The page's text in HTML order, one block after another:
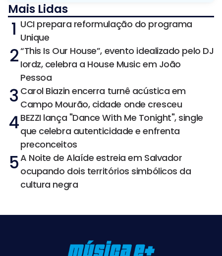
Mais Lidas
1 UCI prepara reformulação do programa
Unique
2“This Is Our House”, evento idealizado pelo DJ
Iordz, celebra a House Music em João
Pessoa
3 Carol Biazin encerra turnê acústica em
Campo Mourão, cidade onde cresceu
4BEZZI lança "Dance With Me Tonight", single
que celebra autenticidade e enfrenta
preconceitos
5A Noite de Alaíde estreia em Salvador
ocupando dois territórios simbólicos da
cultura negra